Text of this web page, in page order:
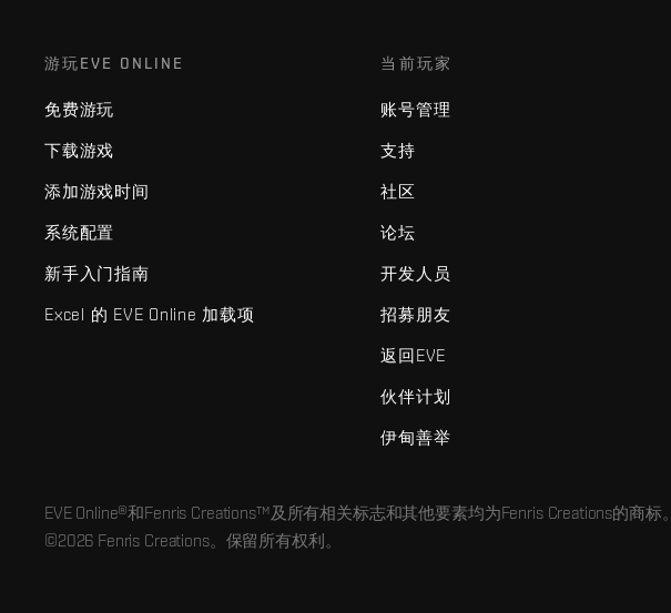
游玩EVE ONLINE
免费游玩
下载游戏
添加游戏时间
系统配置
新手入门指南
Excel 的 EVE Online 加载项
当前玩家
账号管理
支持
社区
论坛
开发人员
招募朋友
返回EVE
伙伴计划
伊甸善举
EVE Online®和Fenris Creations™及所有相关标志和其他要素均为Fenris Creations的商标。
©2026 Fenris Creations。保留所有权利。